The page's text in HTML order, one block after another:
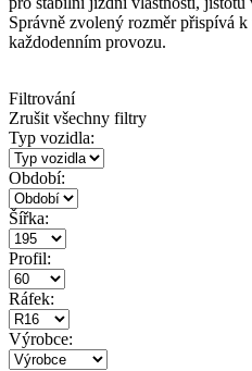
Správně zvolený rozměr přispívá
každodenním provozu.
Filtrování
Zrušit všechny filtry
Typ vozidla:
Období:
Šířka:
Profil:
Ráfek:
Výrobce: